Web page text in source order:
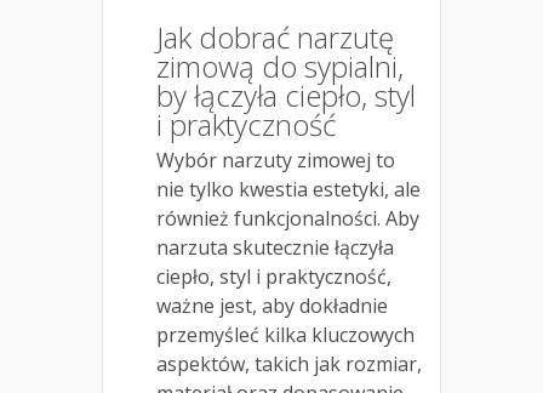
Jak dobrać narzutę
zimową do sypialni,
by łączyła ciepło, styl
i praktyczność
Wybór narzuty zimowej to
nie tylko kwestia estetyki, ale
również funkcjonalności. Aby
narzuta skutecznie łączyła
ciepło, styl i praktyczność,
ważne jest, aby dokładnie
przemyśleć kilka kluczowych
aspektów, takich jak rozmiar,